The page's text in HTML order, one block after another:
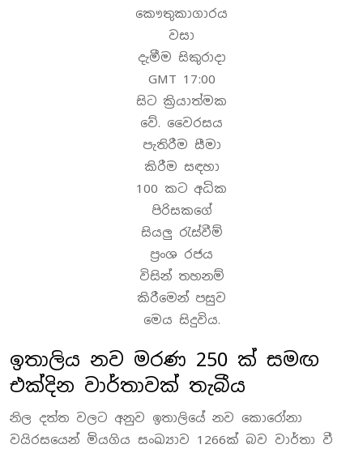
කෞතුකාගාරය
වසා
දැමීම සිකුරාදා
GMT 17:00
සිට ක්‍රියාත්මක
වේ. වෛරසය
පැතිරීම සීමා
කිරීම සඳහා
100 කට අධික
පිරිසකගේ
සියලු රැස්වීම්
ප්‍රංශ රජය
විසින් තහනම්
කිරීමෙන් පසුව
මෙය සිදුවිය.
ඉතාලිය නව මරණ 250 ක් සමඟ
එක්දින වාර්තාවක් තැබීය
නිල දත්ත වලට අනුව ඉතාලියේ නව කොරෝනා
වයිරසයෙන් මියගිය සංඛ්‍යාව 1266ක් බව වාර්තා වී